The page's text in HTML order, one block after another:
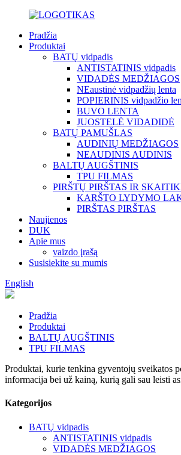
Pradžia
Produktai
BATŲ vidpadis
ANTISTATINIS vidpadis
VIDADĖS MEDŽIAGOS
NEaustinė vidpadžių lenta
POPIERINIS vidpadžio
BUVO LENTA
JUOSTELĖ VIDADIDĖ
BATŲ PAMUŠLAS
AUDINIŲ MEDŽIAGOS
NEAUDINIS AUDINIS
BALTŲ AUGŠTINIS
TPU FILMAS
PIRŠTŲ PIRŠTAS IR
KARŠTO LYDYMO
PIRŠTAS PIRŠTAS
Naujienos
DUK
Apie mus
vaizdo įrašą
Susisiekite su mumis
English
Pradžia
Produktai
BALTŲ AUGŠTINIS
TPU FILMAS
Produktai, kurie tenkina gyventojų sveikatos
informacija bei už kainą, kurią gali sau leisti
Kategorijos
BATŲ vidpadis
ANTISTATINIS vidpadis
VIDADĖS MEDŽIAGOS